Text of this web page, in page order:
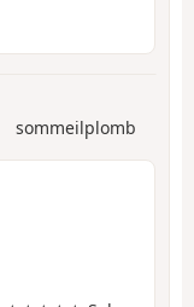
sommeilplomb